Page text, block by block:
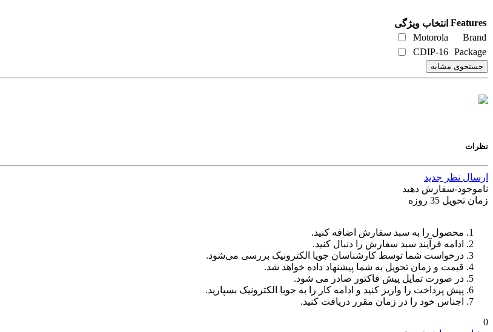
Features انتخاب ویژگی
Brand
Motorola
Package
CDIP-16
جستجوی مشابه
نظرات
ارسال نظر جدید
ناموجود-سفارش دهید
زمان تحویل 35 روزه
محصول را به سبد سفارش اضافه کنید.
ادامه فرآیند سبد سفارش را دنبال کنید.
درخواست شما توسط کارشناسان جویا الکترونیک بررسی می‌شود.
قیمت و زمان تحویل به شما پیشنهاد داده خواهد شد.
در صورت تمایل پیش فاکتور صادر می شود.
پیش پرداخت را واریز کنید و ادامه کار را به جویا الکترونیک بسپارید.
اجناس خود را در زمان مقرر دریافت کنید.
0